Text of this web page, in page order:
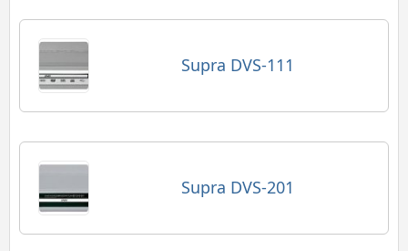
Supra DVS-111
Supra DVS-201